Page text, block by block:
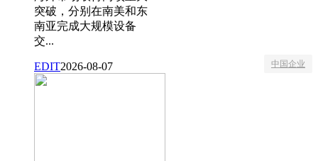
突破，分别在南美和东
南亚完成大规模设备
交...
EDIT2026-08-07 中国企业